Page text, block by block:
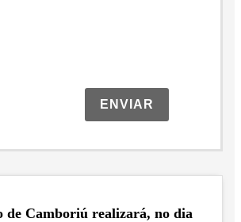
ENVIAR
de Camboriú realizará, no dia